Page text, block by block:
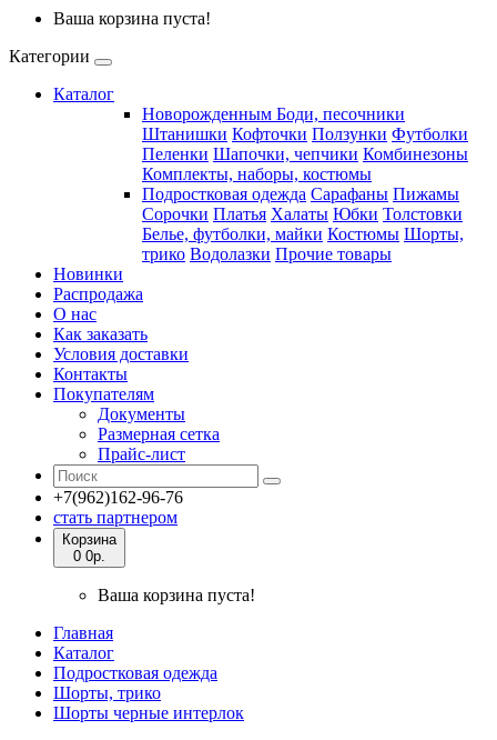
Ваша корзина пуста!
Категории
Каталог
Новорожденным Боди, песочники
Штанишки Кофточки Ползунки Футболки
Пеленки Шапочки, чепчики Комбинезоны
Комплекты, наборы, костюмы
Подростковая одежда Сарафаны Пижамы
Сорочки Платья Халаты Юбки Толстовки
Белье, футболки, майки Костюмы Шорты,
трико Водолазки Прочие товары
Новинки
Распродажа
О нас
Как заказать
Условия доставки
Контакты
Покупателям
Документы
Размерная сетка
Прайс-лист
+7(962)162-96-76
стать партнером
Корзина
0 0р.
Ваша корзина пуста!
Главная
Каталог
Подростковая одежда
Шорты, трико
Шорты черные интерлок